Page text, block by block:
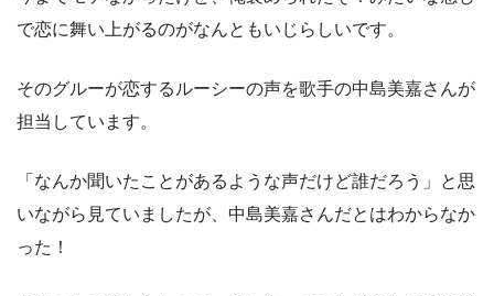
で恋に舞い上がるのがなんともいじらしいです。
そのグルーが恋するルーシーの声を歌手の中島美嘉さんが
担当しています。
「なんか聞いたことがあるような声だけど誰だろう」と思
いながら見ていましたが、中島美嘉さんだとはわからなか
った！